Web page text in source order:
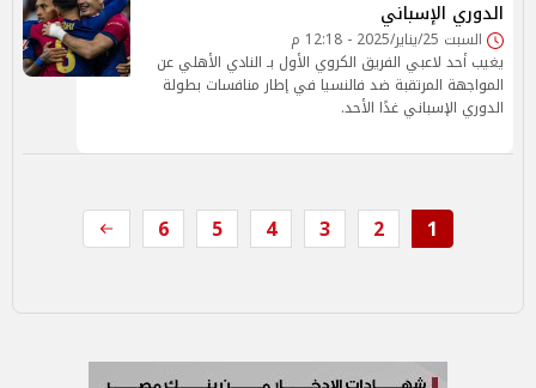
الدوري الإسباني
السبت 25/يناير/2025 - 12:18 م
يغيب أحد لاعبي الفريق الكروي الأول بـ النادي الأهلي عن
المواجهة المرتقبة ضد فالنسيا في إطار منافسات بطولة
الدوري الإسباني غدًا الأحد.
1
2
3
4
5
6